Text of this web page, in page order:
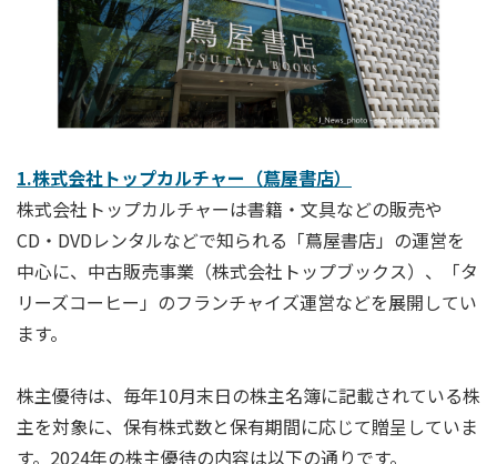
1.株式会社トップカルチャー（蔦屋書店）
株式会社トップカルチャーは書籍・文具などの販売や
CD・DVDレンタルなどで知られる「蔦屋書店」の運営を
中心に、中古販売事業（株式会社トップブックス）、「タ
リーズコーヒー」のフランチャイズ運営などを展開してい
ます。
株主優待は、毎年10月末日の株主名簿に記載されている株
主を対象に、保有株式数と保有期間に応じて贈呈していま
す。2024年の株主優待の内容は以下の通りです。